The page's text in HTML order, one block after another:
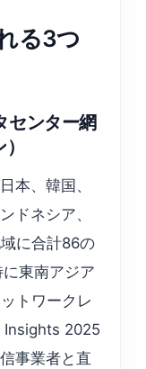
る3つ
ンター網
本、韓国、
ドネシア、
に合計86の
東南アジア
トワークレ
Insights 2025
事業者と直